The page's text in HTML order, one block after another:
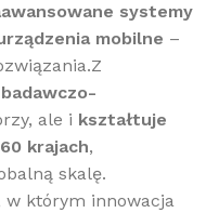
systemy
mobilne –
ale i kształtuje
krajach,
skalę.
w którym innowacja